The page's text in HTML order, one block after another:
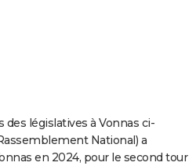
législatives à Vonnas ci-
National) a
en 2024, pour le second tour